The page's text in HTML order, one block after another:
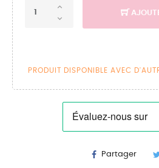
PRODUIT DISPONIBLE AVEC
Partager